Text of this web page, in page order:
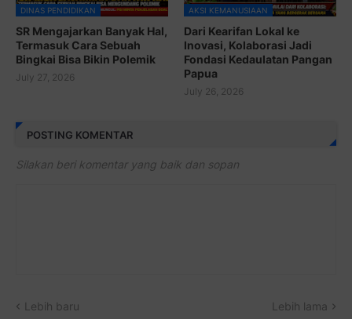
DINAS PENDIDIKAN
SR Mengajarkan Banyak Hal,
Termasuk Cara Sebuah
Bingkai Bisa Bikin Polemik
July 27, 2026
AKSI KEMANUSIAAN
Dari Kearifan Lokal ke
Inovasi, Kolaborasi Jadi
Fondasi Kedaulatan Pangan
Papua
July 26, 2026
POSTING KOMENTAR
Silakan beri komentar yang baik dan sopan
Lebih baru Lebih lama